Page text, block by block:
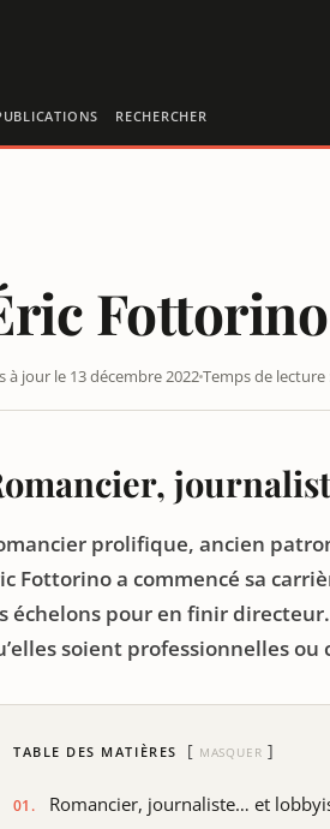
RECHERCHER
Fottorino
à jour le 13 décembre 2022Temps de lecture
prolifique, ancien
Fottorino a commencé sa
échelons pour en finir
soient professionnelles ou
TABLE DES MATIÈRES MASQUER
Romancier, journaliste… et